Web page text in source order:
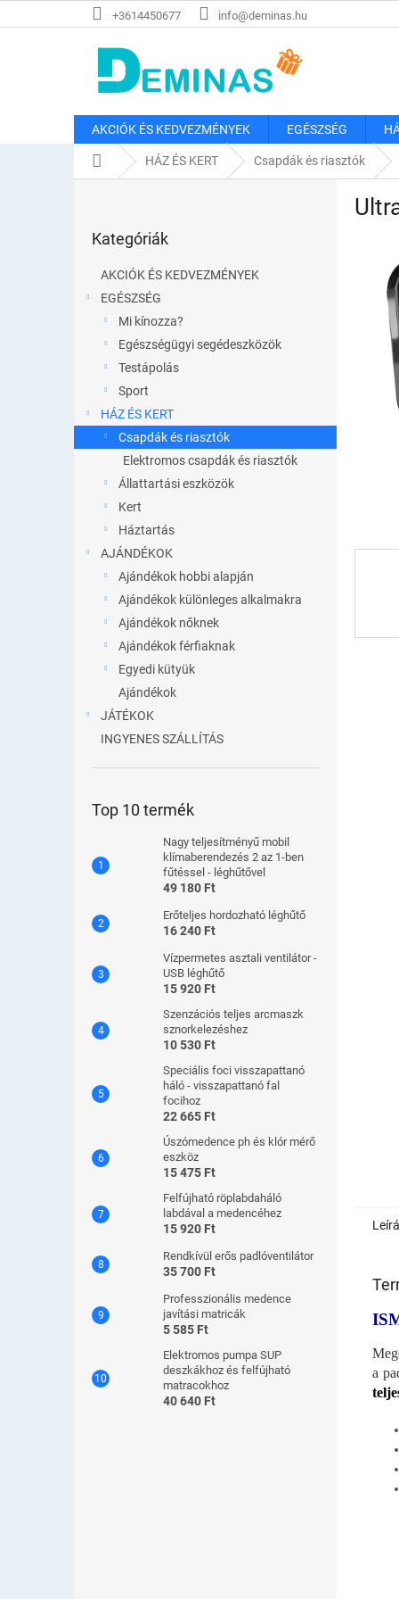
a
+3614450677 info@deminas.hu
AKCIÓK ÉS KEDVEZMÉNYEK EGÉSZSÉG
KezdőlapHÁZ ÉS KERT Csapdák és riasztók
átugrása
Kategóriák
AKCIÓK ÉS KEDVEZMÉNYEK
EGÉSZSÉG
Mi kínozza?
Egészségügyi segédeszközök
Testápolás
Sport
HÁZ ÉS KERT
Csapdák és riasztók
Elektromos csapdák és riasztók
Állattartási eszközök
Kert
Háztartás
AJÁNDÉKOK
Ajándékok hobbi alapján
Ajándékok különleges alkalmakra
Ajándékok nőknek
Ajándékok férfiaknak
Egyedi kütyük
Ajándékok
JÁTÉKOK
INGYENES SZÁLLÍTÁS
Top 10 termék
Nagy teljesítményű mobil
klímaberendezés 2 az 1-ben
fűtéssel - léghűtővel
49 180 Ft
Erőteljes hordozható léghűtő
16 240 Ft
Vízpermetes asztali ventilátor -
USB léghűtő
15 920 Ft
Szenzációs teljes arcmaszk
sznorkelezéshez
10 530 Ft
Speciális foci visszapattanó
háló - visszapattanó fal
focihoz
22 665 Ft
Úszómedence ph és klór mérő
eszköz
15 475 Ft
Felfújható röplabdaháló
labdával a medencéhez
15 920 Ft
Rendkívül erős padlóventilátor
35 700 Ft
Professzionális medence
javítási matricák
5 585 Ft
Elektromos pumpa SUP
deszkákhoz és felfújható
matracokhoz
40 640 Ft
a